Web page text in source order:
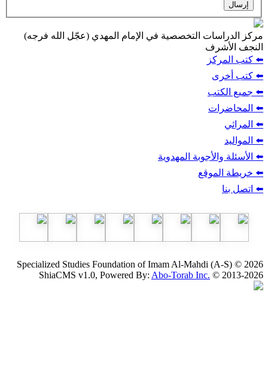
التخصصية في الإمام المهدي (عجّل الله فرجه)
المهدوية
Specialized Studies Foundation of Imam Al-
ShiaCMS v1.0, Powered By:Abo-Torab Inc.